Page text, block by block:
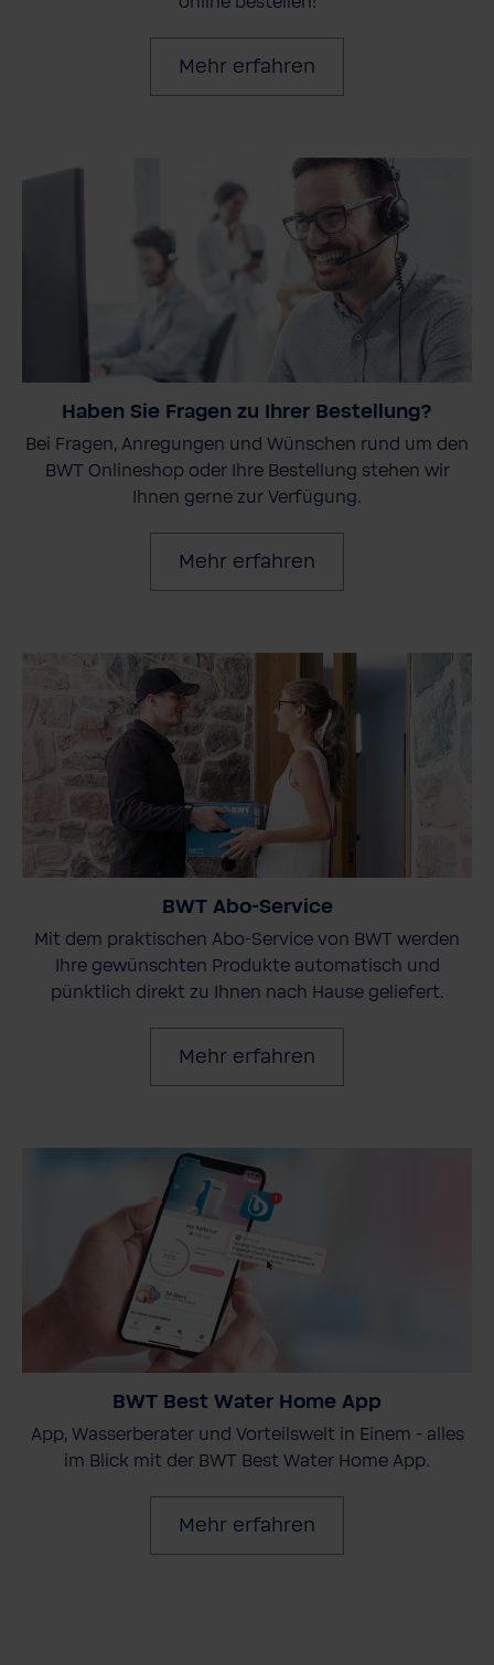
Mehr erfahren
Haben Sie Fragen zu Ihrer Bestellung?
Bei Fragen, Anregungen und Wünschen rund um den
BWT Onlineshop oder Ihre Bestellung stehen wir
Ihnen gerne zur Verfügung.
Mehr erfahren
BWT Abo-Service
Mit dem praktischen Abo-Service von BWT werden
Ihre gewünschten Produkte automatisch und
pünktlich direkt zu Ihnen nach Hause geliefert.
Mehr erfahren
BWT Best Water Home App
App, Wasserberater und Vorteilswelt in Einem - alles
im Blick mit der BWT Best Water Home App.
Mehr erfahren